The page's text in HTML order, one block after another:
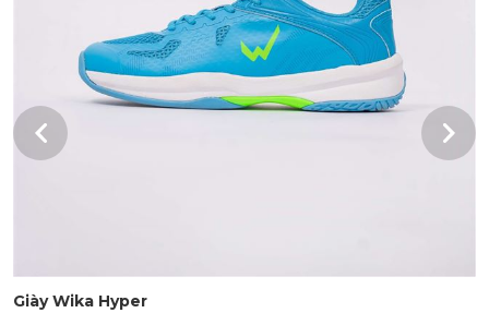
Giày Wika Hyper